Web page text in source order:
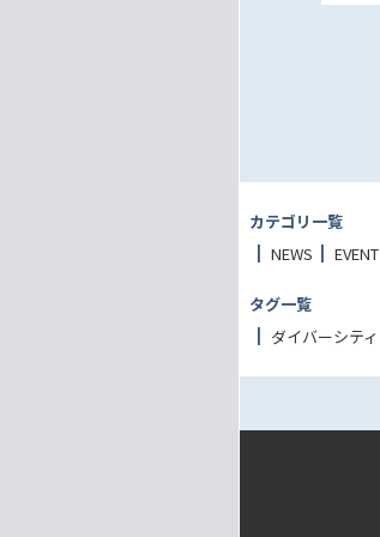
カテゴリ一覧
NEWS
EVENT
タグ一覧
ダイバーシティ